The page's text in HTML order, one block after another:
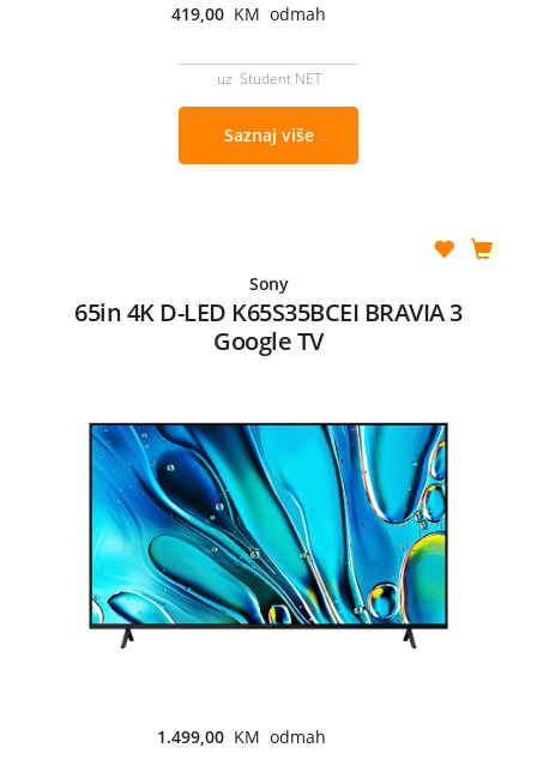
419,00 KM odmah
uz Student NET
Saznaj više
Sony
65in 4K D-LED K65S35BCEI BRAVIA 3
Google TV
1.499,00 KM odmah